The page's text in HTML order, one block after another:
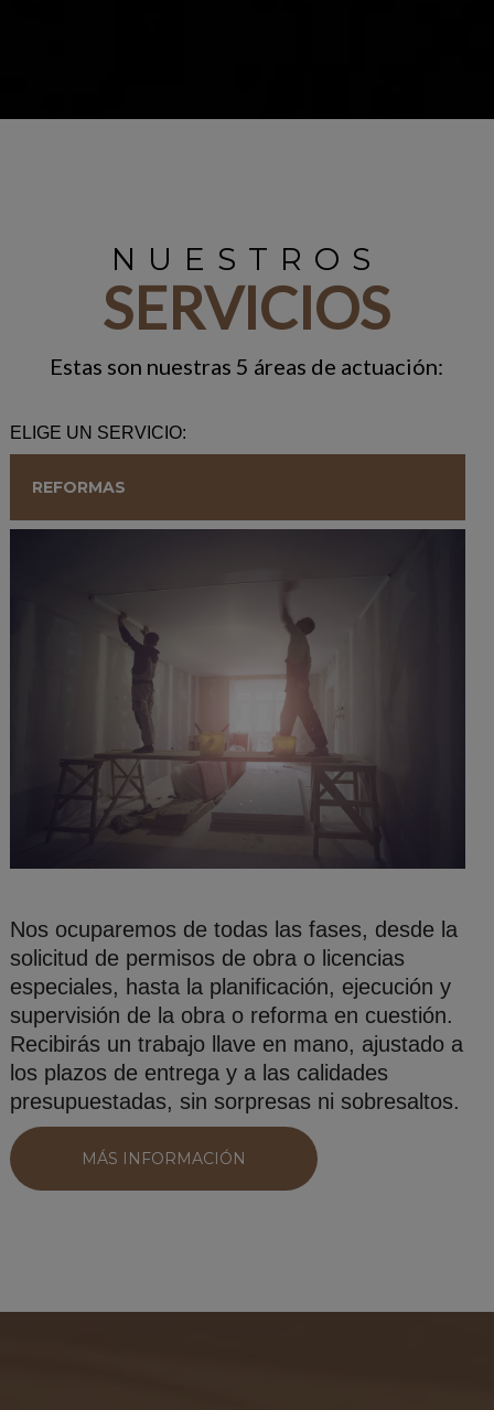
NUESTROS
SERVICIOS
Estas son nuestras 5 áreas de actuación:
ELIGE UN SERVICIO:
REFORMAS
Nos ocuparemos de todas las fases, desde la
solicitud de permisos de obra o licencias
especiales, hasta la planificación, ejecución y
supervisión de la obra o reforma en cuestión.
Recibirás un trabajo llave en mano, ajustado a
los plazos de entrega y a las calidades
presupuestadas, sin sorpresas ni sobresaltos.
MÁS INFORMACIÓN